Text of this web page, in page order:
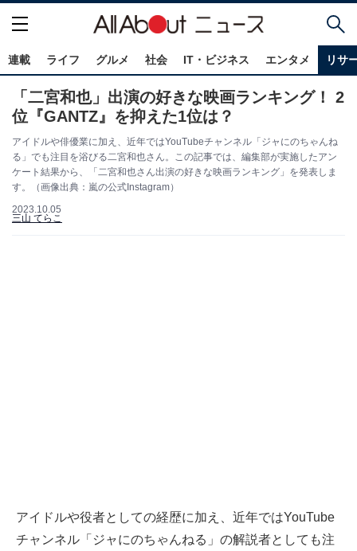
連載 ライフ グルメ 社会 IT・ビジネス エンタメ リサ
「二宮和也」出演の好きな映画ランキング！ 2
位『GANTZ』を抑えた1位は？
アイドルや俳優業に加え、近年ではYouTubeチャンネル「ジャにのちゃんね
る」でも注目を浴びる二宮和也さん。この記事では、編集部が実施したアン
ケート結果から、「二宮和也さん出演の好きな映画ランキング」を発表しま
す。（画像出典：嵐の公式Instagram）
2023.10.05
三山 てらこ
アイドルや役者としての経歴に加え、近年ではYouTube
チャンネル「ジャにのちゃんねる」の解説者としても注